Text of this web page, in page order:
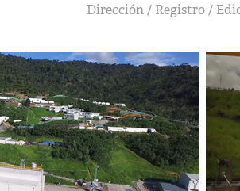
Dirección / Registro /